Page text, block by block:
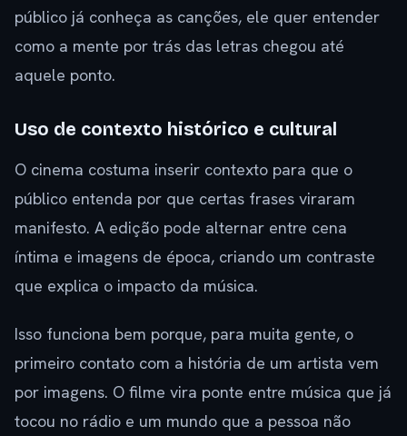
público já conheça as canções, ele quer entender
como a mente por trás das letras chegou até
aquele ponto.
Uso de contexto histórico e cultural
O cinema costuma inserir contexto para que o
público entenda por que certas frases viraram
manifesto. A edição pode alternar entre cena
íntima e imagens de época, criando um contraste
que explica o impacto da música.
Isso funciona bem porque, para muita gente, o
primeiro contato com a história de um artista vem
por imagens. O filme vira ponte entre música que já
tocou no rádio e um mundo que a pessoa não